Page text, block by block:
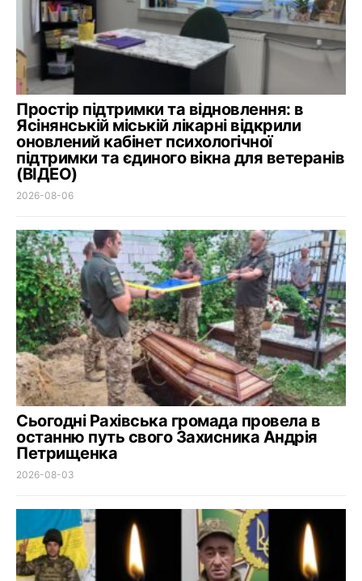
Простір підтримки та відновлення: в
Ясінянській міській лікарні відкрили
оновлений кабінет психологічної
підтримки та єдиного вікна для ветеранів
(ВІДЕО)
2026-08-06
Сьогодні Рахівська громада провела в
останню путь свого Захисника Андрія
Петрищенка
2026-08-03